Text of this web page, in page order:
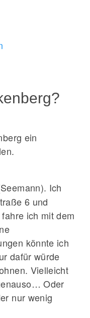
ein
Ich
6 und
ich mit dem
könnte ich
dafür würde
Vielleicht
Oder
nur wenig